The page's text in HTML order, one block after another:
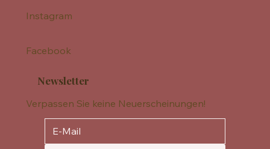
Instagram
Facebook
Newsletter
Verpassen Sie keine Neuerscheinungen!